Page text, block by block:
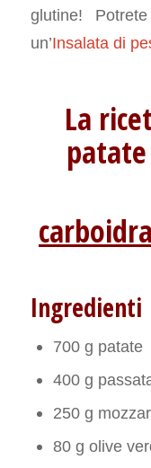
glutine!
un’Insalata di
La
Ingredienti
700 g patate
400 g
250 g
80 g olive